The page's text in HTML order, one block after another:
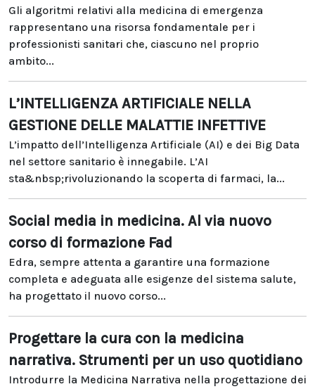
Gli algoritmi relativi alla medicina di emergenza
rappresentano una risorsa fondamentale per i
professionisti sanitari che, ciascuno nel proprio
ambito...
L’INTELLIGENZA ARTIFICIALE NELLA
GESTIONE DELLE MALATTIE INFETTIVE
L’impatto dell’Intelligenza Artificiale (AI) e dei Big Data
nel settore sanitario è innegabile. L’AI
sta&nbsp;rivoluzionando la scoperta di farmaci, la...
Social media in medicina. Al via nuovo
corso di formazione Fad
Edra, sempre attenta a garantire una formazione
completa e adeguata alle esigenze del sistema salute,
ha progettato il nuovo corso...
Progettare la cura con la medicina
narrativa. Strumenti per un uso quotidiano
Introdurre la Medicina Narrativa nella progettazione dei